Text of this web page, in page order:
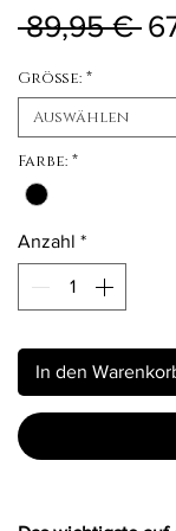
89,95 €
Größe: *
Auswählen
Farbe: *
Anzahl *
In den